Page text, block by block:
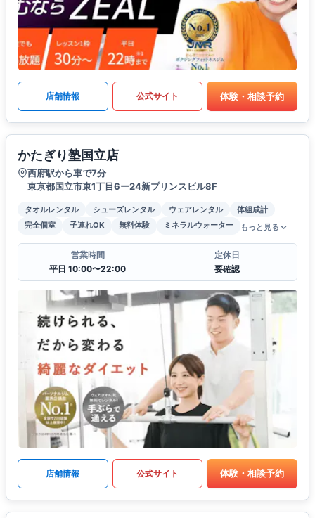
店舗情報 公式サイト 体験・相談予約
かたぎり塾国立店
西府駅から車で7分
東京都国立市東1丁目6ー24新プリンスビル8F
タオルレンタル シューズレンタル ウェアレンタル
体組成計
完全個室
子連れOK 無料体験 ミネラルウォーター もっと見る
営業時間
平日 10:00〜22:00
定休日
要確認
店舗情報 公式サイト 体験・相談予約